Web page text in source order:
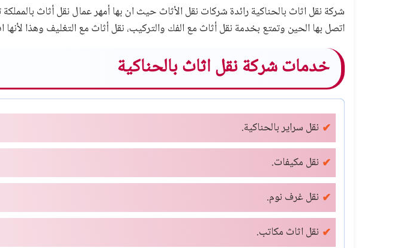
شركة نقل اثاث بالحناكية رائدة شركات نقل الأثاث حيث ان بها أمهر عمال نقل أثاث
اتصل بها الحين وتمتع بخدمة نقل أثاث مع الفك والتركيب، نقل أثاث مع التغليف وهذا
خدمات شركة نقل اثاث بالحناكية
نقل سراير بالحناكية.
نقل مكيفات.
نقل غرف نوم.
نقل اثاث مكاتب.